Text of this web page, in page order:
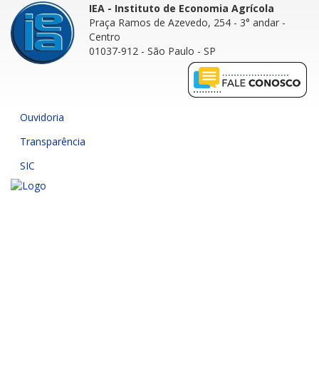
IEA - Instituto de Economia Agrícola
Praça Ramos de Azevedo, 254 - 3° andar -
Centro
01037-912 - São Paulo - SP
Ouvidoria
Transparência
SIC